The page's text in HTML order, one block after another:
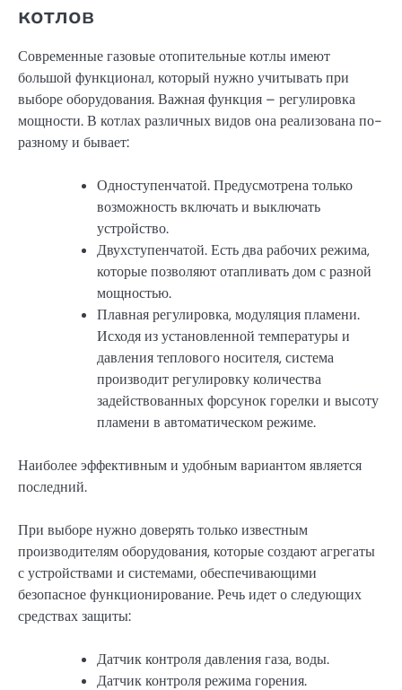
котлов
Современные газовые отопительные котлы имеют
большой функционал, который нужно учитывать при
выборе оборудования. Важная функция – регулировка
мощности. В котлах различных видов она реализована по-
разному и бывает:
Одноступенчатой. Предусмотрена только
возможность включать и выключать
устройство.
Двухступенчатой. Есть два рабочих режима,
которые позволяют отапливать дом с разной
мощностью.
Плавная регулировка, модуляция пламени.
Исходя из установленной температуры и
давления теплового носителя, система
производит регулировку количества
задействованных форсунок горелки и высоту
пламени в автоматическом режиме.
Наиболее эффективным и удобным вариантом является
последний.
При выборе нужно доверять только известным
производителям оборудования, которые создают агрегаты
с устройствами и системами, обеспечивающими
безопасное функционирование. Речь идет о следующих
средствах защиты:
Датчик контроля давления газа, воды.
Датчик контроля режима горения.